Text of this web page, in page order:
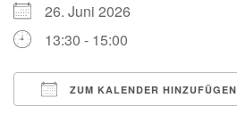
26. Juni 2026
13:30 - 15:00
ZUM KALENDER HINZUFÜGEN